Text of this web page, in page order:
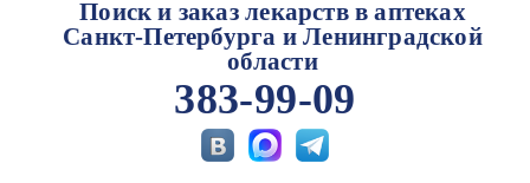
Поиск и заказ лекарств в аптеках
Санкт-Петербурга и Ленинградской
области
383-99-09